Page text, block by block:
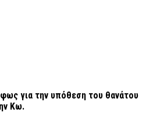
φως για την υπόθεση του θανάτου
Κω.